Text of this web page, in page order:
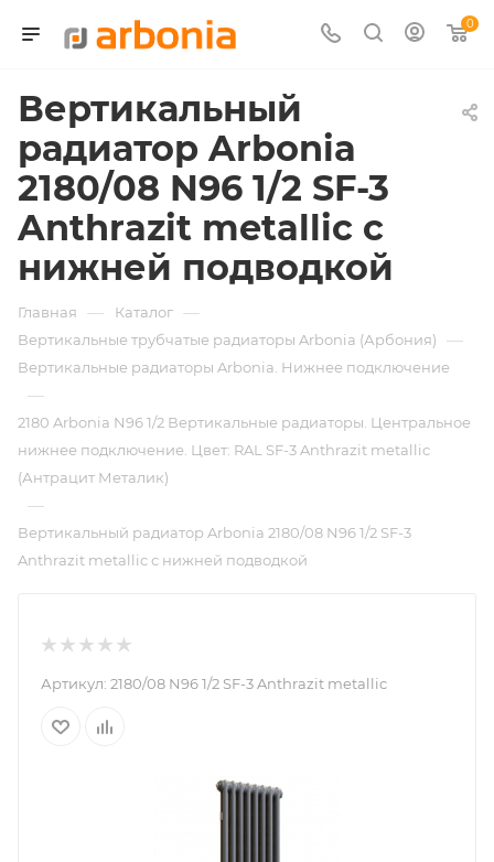
0
Вертикальный
радиатор Arbonia
2180/08 N96 1/2 SF-3
Anthrazit metallic с
нижней подводкой
Главная — Каталог —
Вертикальные трубчатые радиаторы Arbonia (Арбония) —
Вертикальные радиаторы Arbonia. Нижнее подключение
—
2180 Arbonia N96 1/2 Вертикальные радиаторы. Центральное
нижнее подключение. Цвет: RAL SF-3 Anthrazit metallic
(Антрацит Металик)
—
Вертикальный радиатор Arbonia 2180/08 N96 1/2 SF-3
Anthrazit metallic с нижней подводкой
Артикул: 2180/08 N96 1/2 SF-3 Anthrazit metallic